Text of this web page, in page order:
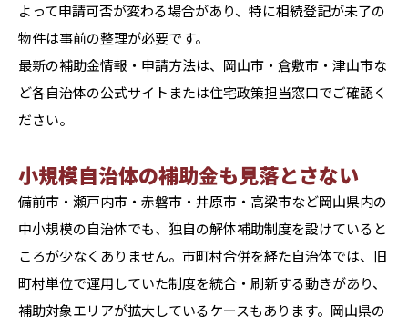
よって申請可否が変わる場合があり、特に相続登記が未了の
物件は事前の整理が必要です。
最新の補助金情報・申請方法は、岡山市・倉敷市・津山市な
ど各自治体の公式サイトまたは住宅政策担当窓口でご確認く
ださい。
小規模自治体の補助金も見落とさない
備前市・瀬戸内市・赤磐市・井原市・高梁市など岡山県内の
中小規模の自治体でも、独自の解体補助制度を設けていると
ころが少なくありません。市町村合併を経た自治体では、旧
町村単位で運用していた制度を統合・刷新する動きがあり、
補助対象エリアが拡大しているケースもあります。岡山県の